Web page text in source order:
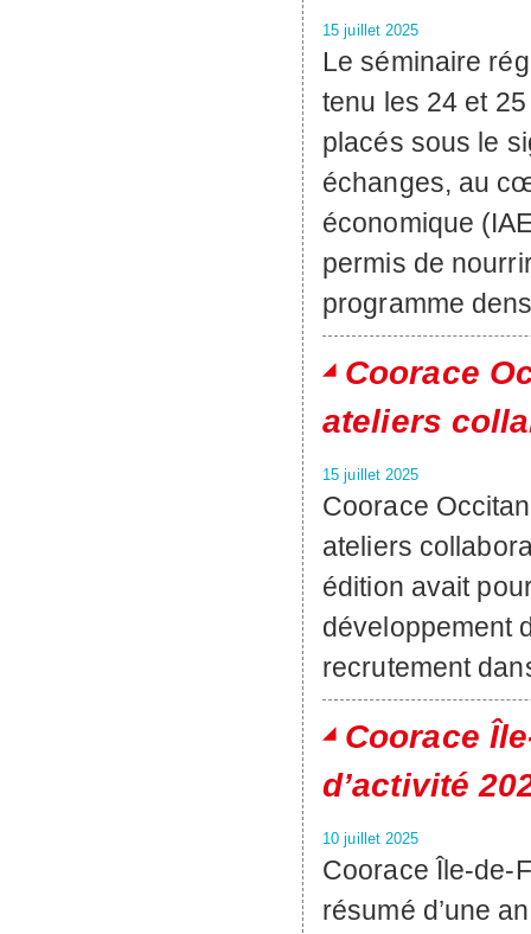
15 juillet 2025
Le séminaire
tenu les 24 et
placés sous le
échanges, au
économique
permis de
programme
Coorace
ateliers
15 juillet 2025
Coorace
ateliers
édition avait
développement
recrutement
Coorace
d’activité
10 juillet 2025
Coorace Île-de-
résumé d’une